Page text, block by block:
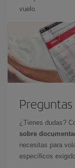
vuelo.
¿Tienes dudas?
sobre
necesitas para
específicos